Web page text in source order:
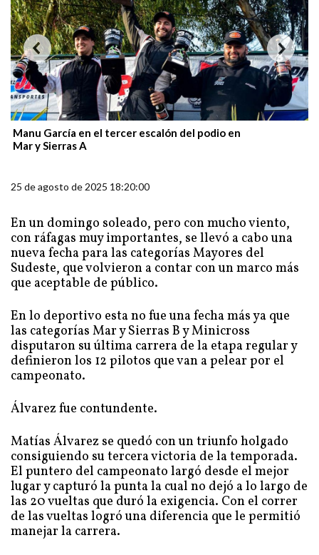
Manu García en el tercer escalón del podio en
Mar y Sierras A
25 de agosto de 2025 18:20:00
En un domingo soleado, pero con mucho viento,
con ráfagas muy importantes, se llevó a cabo una
nueva fecha para las categorías Mayores del
Sudeste, que volvieron a contar con un marco más
que aceptable de público.
En lo deportivo esta no fue una fecha más ya que
las categorías Mar y Sierras B y Minicross
disputaron su última carrera de la etapa regular y
definieron los 12 pilotos que van a pelear por el
campeonato.
Álvarez fue contundente.
Matías Álvarez se quedó con un triunfo holgado
consiguiendo su tercera victoria de la temporada.
El puntero del campeonato largó desde el mejor
lugar y capturó la punta la cual no dejó a lo largo de
las 20 vueltas que duró la exigencia. Con el correr
de las vueltas logró una diferencia que le permitió
manejar la carrera.